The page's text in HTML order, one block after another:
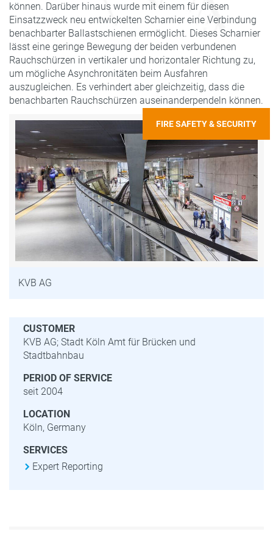
können. Darüber hinaus wurde mit einem für diesen
Einsatzzweck neu entwickelten Scharnier eine Verbindung
benachbarter Ballastschienen ermöglicht. Dieses Scharnier
lässt eine geringe Bewegung der beiden verbundenen
Rauchschürzen in vertikaler und horizontaler Richtung zu,
um mögliche Asynchronitäten beim Ausfahren
auszugleichen. Es verhindert aber gleichzeitig, dass die
benachbarten Rauchschürzen auseinanderpendeln können.
FIRE SAFETY & SECURITY
KVB AG
CUSTOMER
KVB AG; Stadt Köln Amt für Brücken und
Stadtbahnbau
PERIOD OF SERVICE
seit 2004
LOCATION
Köln, Germany
SERVICES
Expert Reporting